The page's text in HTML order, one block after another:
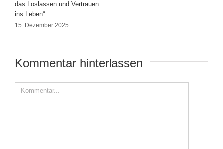
das Loslassen und Vertrauen
ins Leben“
15. Dezember 2025
Kommentar hinterlassen